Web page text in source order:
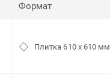
Формат
Плитка 610 x 610 мм